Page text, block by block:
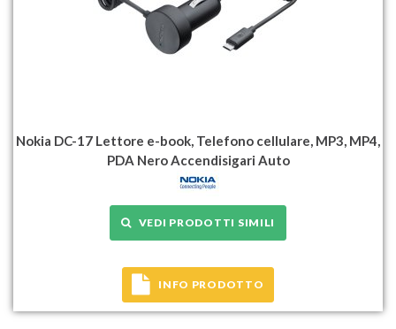
Nokia DC-17 Lettore e-book, Telefono cellulare, MP3, MP4,
PDA Nero Accendisigari Auto
VEDI PRODOTTI SIMILI
INFO PRODOTTO